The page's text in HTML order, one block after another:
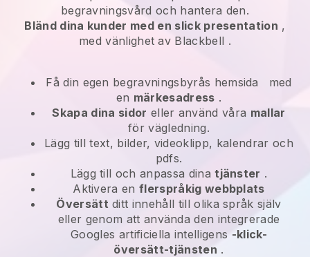
begravningsvård och hantera den.
Bländ dina kunder med en slick presentation ,
med vänlighet av Blackbell .
Få din egen begravningsbyrås hemsida
med
en märkesadress .
Skapa dina sidor eller använd våra mallar
för vägledning.
Lägg till text, bilder, videoklipp, kalendrar och
pdfs.
Lägg till och anpassa dinatjänster .
Aktivera enflerspråkig webbplats
Översätt ditt innehåll till olika språk själv
eller genom att använda den integrerade
Googles artificiella intelligens -klick-
översätt-tjänsten .